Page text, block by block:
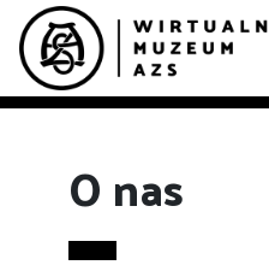
O nas